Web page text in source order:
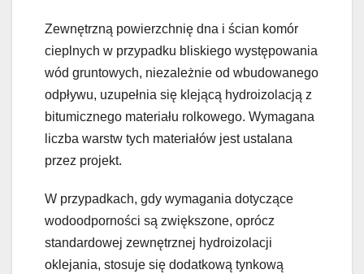
Zewnętrzną powierzchnię dna i ścian komór
cieplnych w przypadku bliskiego występowania
wód gruntowych, niezależnie od wbudowanego
odpływu, uzupełnia się klejącą hydroizolacją z
bitumicznego materiału rolkowego. Wymagana
liczba warstw tych materiałów jest ustalana
przez projekt.
W przypadkach, gdy wymagania dotyczące
wodoodporności są zwiększone, oprócz
standardowej zewnętrznej hydroizolacji
oklejania, stosuje się dodatkową tynkową